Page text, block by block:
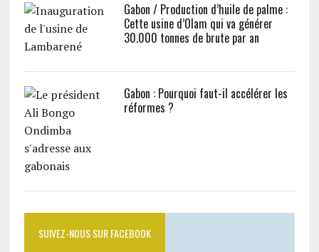
Gabon / Production d’huile de palme :
Cette usine d’Olam qui va générer
30.000 tonnes de brute par an
Gabon : Pourquoi faut-il accélérer les
réformes ?
SUIVEZ-NOUS SUR FACEBOOK